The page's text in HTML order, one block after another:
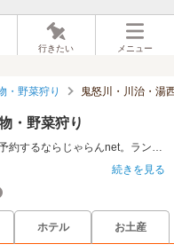
行きたい メニュー
・野菜狩り 鬼怒川・川治・湯
・野菜狩り
栃木県の果物・野菜狩り体験プランを比較・予約するならじゃらんnet。ランキング・料金・口コミ情報で比較検討し、ネット予約で魅力的なアクティビティを体験しよう。
豊富な日照時間や肥沃な大地に恵まれた栃木県では、トマトやナス、きゅうり、アスパラガスなどの野菜の栽培が盛んで、首都圏からも野菜・果物狩りに行きやすいスポット。7月から11月は梨狩りがおすすめ。果汁たっぷりの「幸水」や「豊水」など甘く、ずっしりとした梨を収穫できる。また、イチゴの栽培は昭和43年（1968年）から連続で生産量日本一を記録するほど盛ん。
続きを見る
ホテル お土産